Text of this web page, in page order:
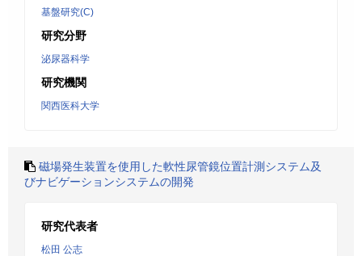
基盤研究(C)
研究分野
泌尿器科学
研究機関
関西医科大学
磁場発生装置を使用した軟性尿管鏡位置計測システム及
びナビゲーションシステムの開発
研究代表者
松田 公志